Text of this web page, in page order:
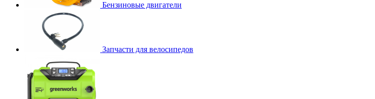
Бензиновые двигатели
Запчасти для велосипедов